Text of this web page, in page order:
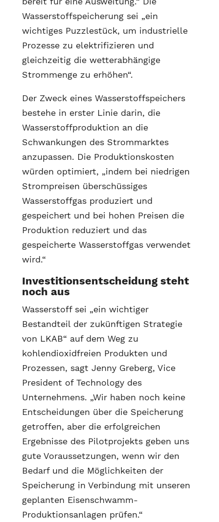
Wasserstoffspeicherung sei „ein
wichtiges Puzzlestück, um industrielle
Prozesse zu elektrifizieren und
gleichzeitig die wetterabhängige
Strommenge zu erhöhen“.
Der Zweck eines Wasserstoffspeichers
bestehe in erster Linie darin, die
Wasserstoffproduktion an die
Schwankungen des Strommarktes
anzupassen. Die Produktionskosten
würden optimiert, „indem bei niedrigen
Strompreisen überschüssiges
Wasserstoffgas produziert und
gespeichert und bei hohen Preisen die
Produktion reduziert und das
gespeicherte Wasserstoffgas verwendet
wird.“
Investitionsentscheidung steht
noch aus
Wasserstoff sei „ein wichtiger
Bestandteil der zukünftigen Strategie
von LKAB“ auf dem Weg zu
kohlendioxidfreien Produkten und
Prozessen, sagt Jenny Greberg, Vice
President of Technology des
Unternehmens. „Wir haben noch keine
Entscheidungen über die Speicherung
getroffen, aber die erfolgreichen
Ergebnisse des Pilotprojekts geben uns
gute Voraussetzungen, wenn wir den
Bedarf und die Möglichkeiten der
Speicherung in Verbindung mit unseren
geplanten Eisenschwamm-
Produktionsanlagen prüfen.“